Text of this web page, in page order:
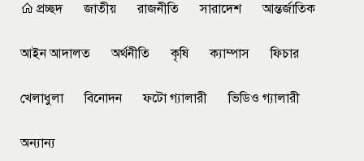
প্রচ্ছদ জাতীয় রাজনীতি সারাদেশ আন্তর্জাতিক
আইন আদালত অর্থনীতি কৃষি ক্যাম্পাস ফিচার
খেলাধুলা বিনোদন ফটো গ্যালারী ভিডিও গ্যালারী
অন্যান্য